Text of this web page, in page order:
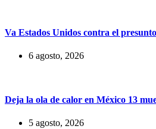
Va Estados Unidos contra el
6 agosto, 2026
Deja la ola de calor en México 13
5 agosto, 2026